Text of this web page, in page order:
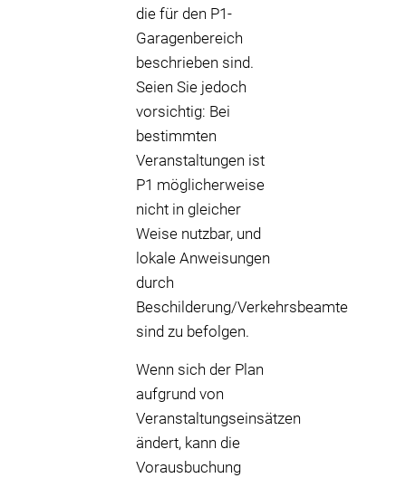
die für den P1-
Garagenbereich
beschrieben sind.
Seien Sie jedoch
vorsichtig: Bei
bestimmten
Veranstaltungen ist
P1 möglicherweise
nicht in gleicher
Weise nutzbar, und
lokale Anweisungen
durch
Beschilderung/Verkehrsbeamte
sind zu befolgen.
Wenn sich der Plan
aufgrund von
Veranstaltungseinsätzen
ändert, kann die
Vorausbuchung